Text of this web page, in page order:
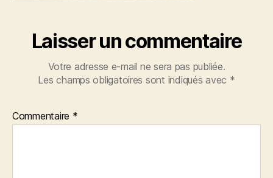
Laisser un commentaire
Votre adresse e-mail ne sera pas publiée.
Les champs obligatoires sont indiqués avec *
Commentaire *